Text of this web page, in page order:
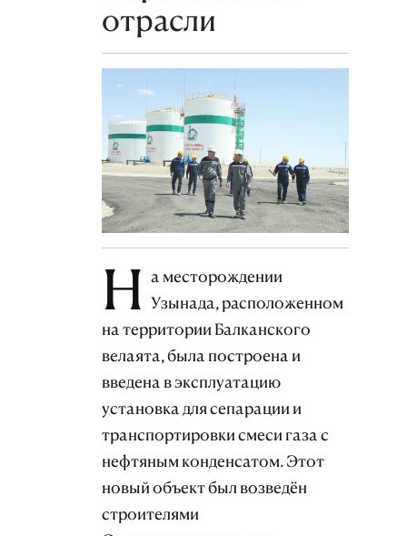
отрасли
Н а месторождении
Узынада, расположенном
на территории Балканского
велаята, была построена и
введена в эксплуатацию
установка для сепарации и
транспортировки смеси газа с
нефтяным конденсатом. Этот
новый объект был возведён
строителями